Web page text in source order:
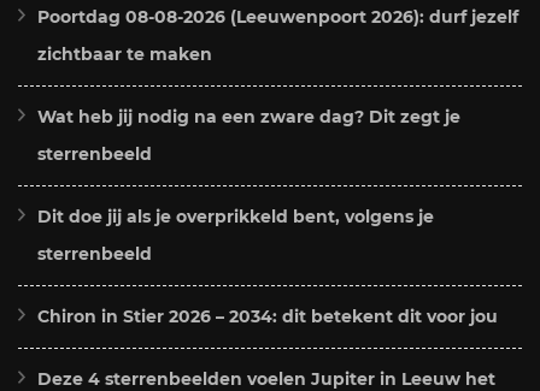
Poortdag 08-08-2026 (Leeuwenpoort 2026): durf jezelf
zichtbaar te maken
Wat heb jij nodig na een zware dag? Dit zegt je
sterrenbeeld
Dit doe jij als je overprikkeld bent, volgens je
sterrenbeeld
Chiron in Stier 2026 – 2034: dit betekent dit voor jou
Deze 4 sterrenbeelden voelen Jupiter in Leeuw het